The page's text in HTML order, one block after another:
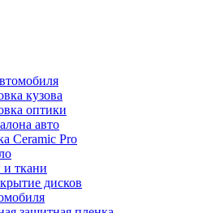
кузова
оптики
авто
Ceramic Pro
ткани
дисков